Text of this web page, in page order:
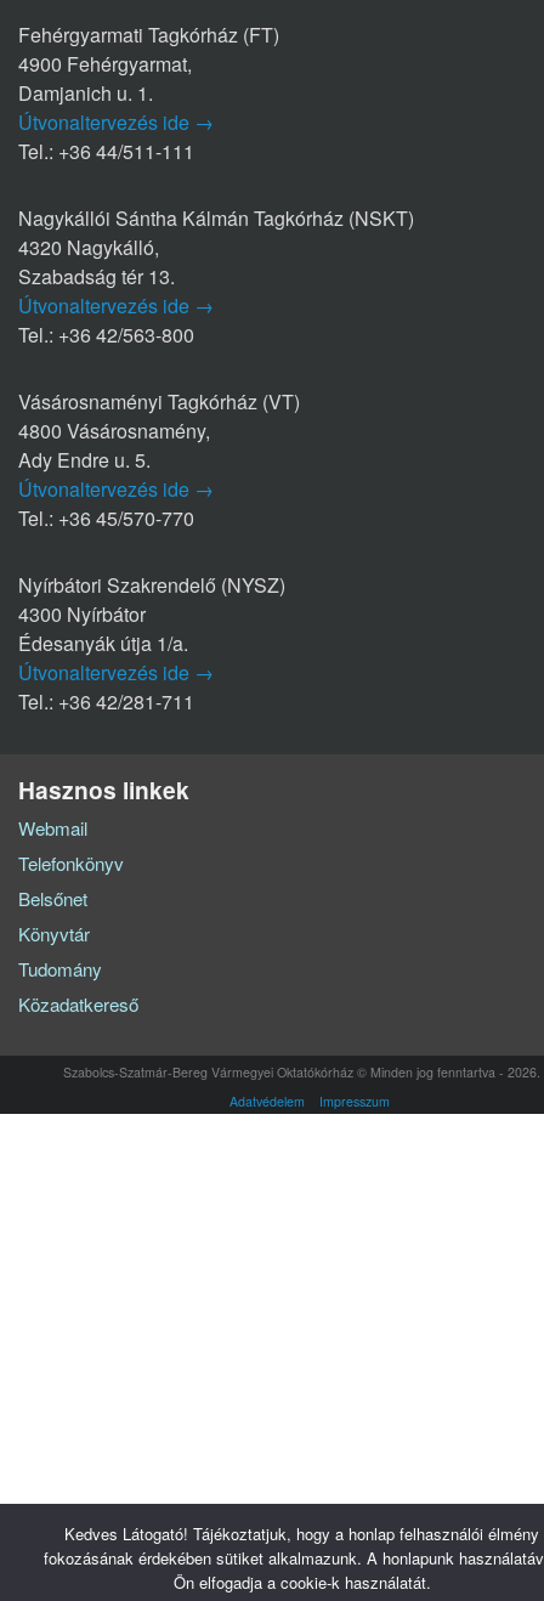
Fehérgyarmati Tagkórház (FT)
4900 Fehérgyarmat,
Damjanich u. 1.
Útvonaltervezés ide →
Tel.: +36 44/511-111
Nagykállói Sántha Kálmán Tagkórház (NSKT)
4320 Nagykálló,
Szabadság tér 13.
Útvonaltervezés ide →
Tel.: +36 42/563-800
Vásárosnaményi Tagkórház (VT)
4800 Vásárosnamény,
Ady Endre u. 5.
Útvonaltervezés ide →
Tel.: +36 45/570-770
Nyírbátori Szakrendelő (NYSZ)
4300 Nyírbátor
Édesanyák útja 1/a.
Útvonaltervezés ide →
Tel.: +36 42/281-711
Hasznos linkek
Webmail
Telefonkönyv
Belsőnet
Könyvtár
Tudomány
Közadatkereső
Szabolcs-Szatmár-Bereg Vármegyei Oktatókórház © Minden jog fenntartva - 2026.
Adatvédelem
Impresszum
Kedves Látogató! Tájékoztatjuk, hogy a honlap felhasználói élmény
fokozásának érdekében sütiket alkalmazunk. A honlapunk
Ön elfogadja a cookie-k használatát.